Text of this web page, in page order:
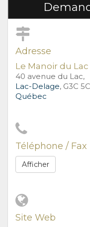
Adresse
Le Manoir du
40 avenue du Lac,
Lac-Delage, G3C
Québec
Téléphone / Fax
Afficher
Site Web